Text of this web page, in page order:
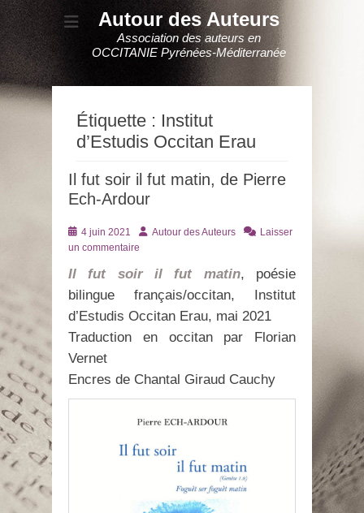
Autour des Auteurs
Association des auteurs en
OCCITANIE Pyrénées-Méditerranée
Étiquette : Institut
d’Estudis Occitan Erau
Il fut soir il fut matin, de Pierre
Ech-Ardour
Posté
le
4 juin 2021 AuteurAutour des Auteurs
Laisser
un commentaire
Il fut soir il fut matin, poésie
bilingue français/occitan, Institut
d’Estudis Occitan Erau, mai 2021
Traduction en occitan par Florian
Vernet
Encres de Chantal Giraud Cauchy